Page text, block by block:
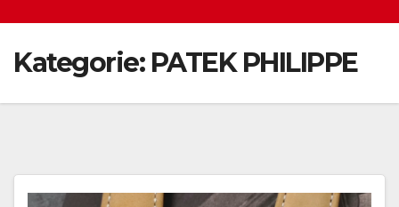
Kategorie: PATEK PHILIPPE